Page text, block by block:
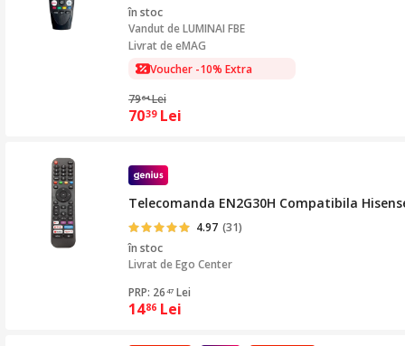
în stoc
Vandut deLUMINAI FBE
Livrat de eMAG
Voucher -10% Extra
7964 Lei
7039 Lei
Telecomanda EN2G30H Compatibila
4.97 (31)
în stoc
Livrat deEgo Center
PRP: 26 47 Lei
1486 Lei